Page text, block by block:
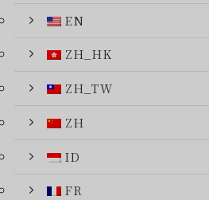
EN
ZH_HK
ZH_TW
ZH
ID
FR